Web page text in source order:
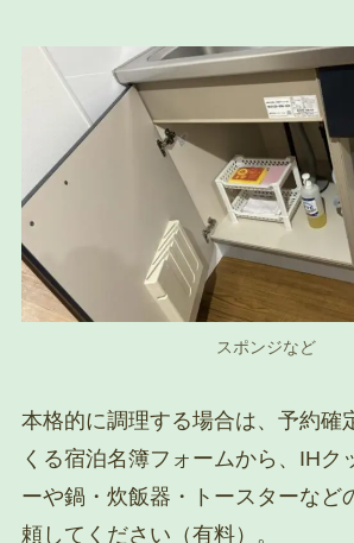
スポンジなど
本格的に調理する場合は、予約確
くる宿泊名簿フォームから、IHク
ーや鍋・炊飯器・トースターなど
頼してください（有料）。